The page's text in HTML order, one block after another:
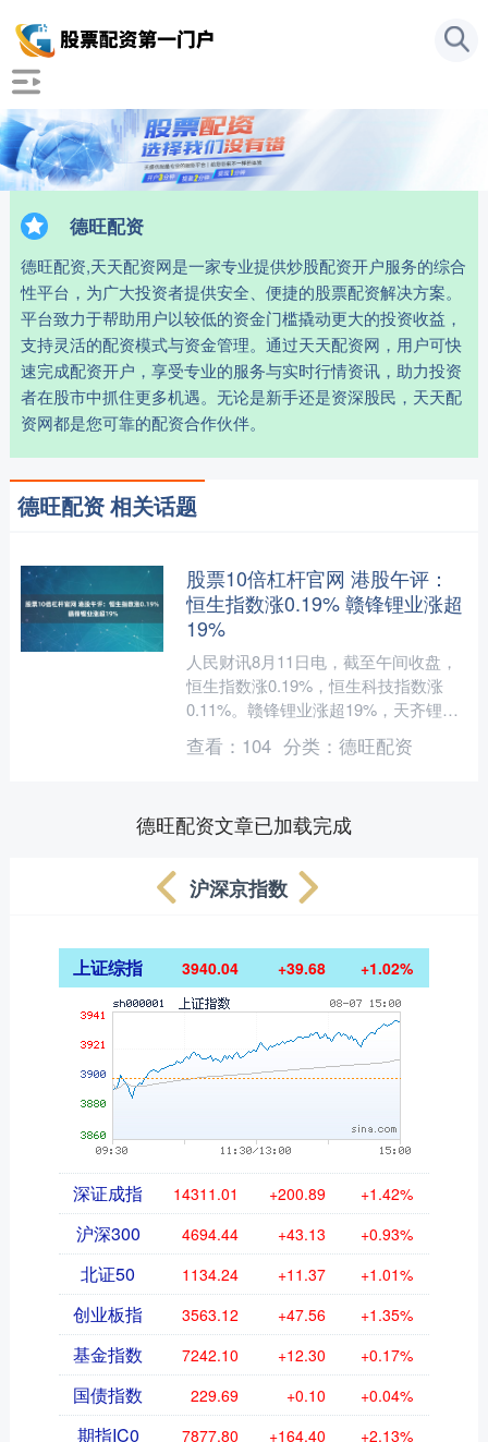
德旺配资
德旺配资,天天配资网是一家专业提供炒股配资开户服务的综合
性平台，为广大投资者提供安全、便捷的股票配资解决方案。
平台致力于帮助用户以较低的资金门槛撬动更大的投资收益，
支持灵活的配资模式与资金管理。通过天天配资网，用户可快
速完成配资开户，享受专业的服务与实时行情资讯，助力投资
者在股市中抓住更多机遇。无论是新手还是资深股民，天天配
资网都是您可靠的配资合作伙伴。
德旺配资 相关话题
股票10倍杠杆官网 港股午评：
恒生指数涨0.19% 赣锋锂业涨超
19%
人民财讯8月11日电，截至午间收盘，
恒生指数涨0.19%，恒生科技指数涨
0.11%。赣锋锂业涨超19%，天齐锂业
涨超15%。....
查看： 104 分类： 德旺配资
德旺配资文章已加载完成
沪深京指数
上证综指 3940.04 +39.68 +1.02%
深证成指 14311.01 +200.89 +1.42%
沪深300 4694.44 +43.13 +0.93%
北证50 1134.24 +11.37 +1.01%
创业板指 3563.12 +47.56 +1.35%
基金指数 7242.10 +12.30 +0.17%
国债指数 229.69 +0.10 +0.04%
期指IC0 7877.80 +164.40 +2.13%